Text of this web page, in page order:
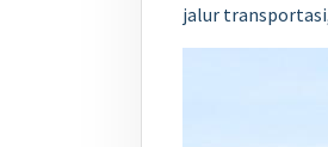
jalur